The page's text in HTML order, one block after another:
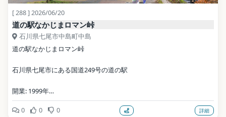
[ 288 ] 2026/06/20
道の駅なかじまロマン峠
石川県七尾市中島町中島
道の駅なかじまロマン峠
石川県七尾市にある国道249号の道の駅
開業: 1999年
写真: Yasu (talk) / CC BY-SA 3.0（Wikimedia Commons）
0 0 0 詳細